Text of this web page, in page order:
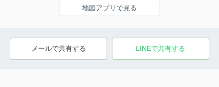
地図アプリで見る
メールで共有する LINEで共有する